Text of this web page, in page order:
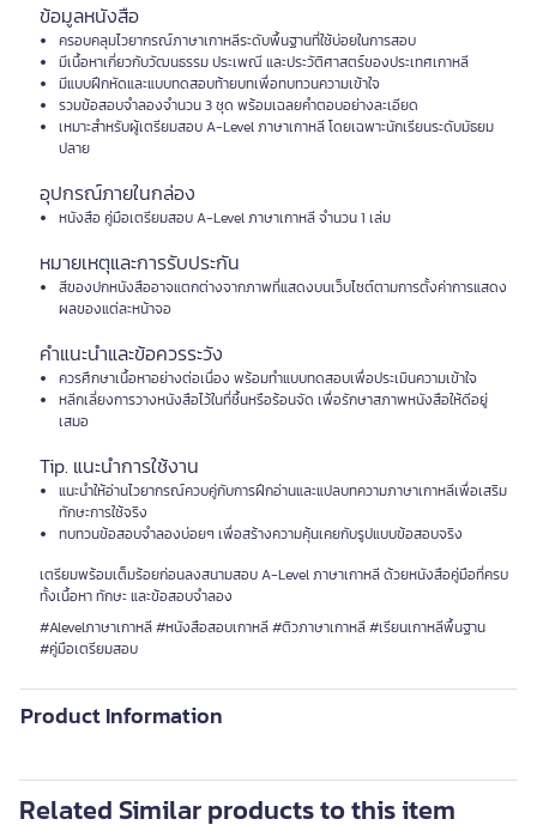
ข้อมูลหนังสือ
ครอบคลุมไวยากรณ์ภาษาเกาหลีระดับพื้นฐานที่ใช้บ่อยในการสอบ
มีเนื้อหาเกี่ยวกับวัฒนธรรม ประเพณี และประวัติศาสตร์ของประเทศเกาหลี
มีแบบฝึกหัดและแบบทดสอบท้ายบทเพื่อทบทวนความเข้าใจ
รวมข้อสอบจำลองจำนวน 3 ชุด พร้อมเฉลยคำตอบอย่างละเอียด
เหมาะสำหรับผู้เตรียมสอบ A-Level ภาษาเกาหลี โดยเฉพาะนักเรียนระดับมัธยม
ปลาย
อุปกรณ์ภายในกล่อง
หนังสือ คู่มือเตรียมสอบ A-Level ภาษาเกาหลี จำนวน 1 เล่ม
หมายเหตุและการรับประกัน
สีของปกหนังสืออาจแตกต่างจากภาพที่แสดงบนเว็บไซต์ตามการตั้งค่าการแสดง
ผลของแต่ละหน้าจอ
คำแนะนำและข้อควรระวัง
ควรศึกษาเนื้อหาอย่างต่อเนื่อง พร้อมทำแบบทดสอบเพื่อประเมินความเข้าใจ
หลีกเลี่ยงการวางหนังสือไว้ในที่ชื้นหรือร้อนจัด เพื่อรักษาสภาพหนังสือให้ดีอยู่
เสมอ
Tip. แนะนำการใช้งาน
แนะนำให้อ่านไวยากรณ์ควบคู่กับการฝึกอ่านและแปลบทความภาษาเกาหลีเพื่อเสริม
ทักษะการใช้จริง
ทบทวนข้อสอบจำลองบ่อยๆ เพื่อสร้างความคุ้นเคยกับรูปแบบข้อสอบจริง
เตรียมพร้อมเต็มร้อยก่อนลงสนามสอบ A-Level ภาษาเกาหลี ด้วยหนังสือคู่มือที่ครบ
ทั้งเนื้อหา ทักษะ และข้อสอบจำลอง
#Alevelภาษาเกาหลี #หนังสือสอบเกาหลี #ติวภาษาเกาหลี #เรียนเกาหลีพื้นฐาน
#คู่มือเตรียมสอบ
Product Information
Related Similar products to this item